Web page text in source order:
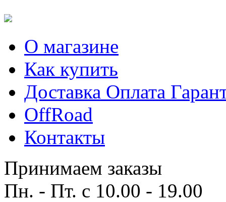
О магазине
Как купить
Доставка Оплата
OffRoad
Контакты
Принимаем заказы
Пн. - Пт. с 10.00 - 19.00